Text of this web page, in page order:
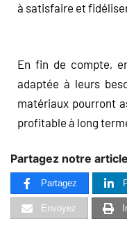
à satisfaire et
En fin de compte,
adaptée à leurs
matériaux pourront
profitable à long
Partagez notre article
Partagez
Envoyez